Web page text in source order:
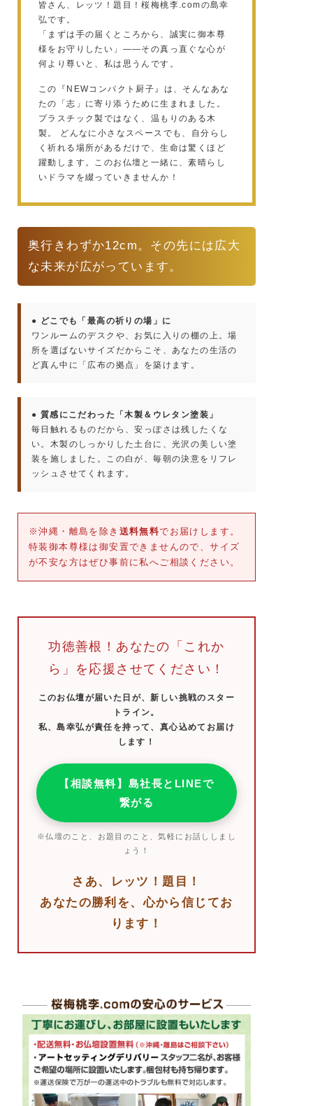
皆さん、レッツ！題目！桜梅桃李.comの島幸
弘です。
「まずは手の届くところから、誠実に御本尊
様をお守りしたい」——その真っ直ぐな心が
何より尊いと、私は思うんです。
この『NEWコンパクト厨子』は、そんなあな
たの「志」に寄り添うために生まれました。
プラスチック製ではなく、温もりのある木
製。 どんなに小さなスペースでも、自分らし
く祈れる場所があるだけで、生命は驚くほど
躍動します。このお仏壇と一緒に、素晴らし
いドラマを綴っていきませんか！
奥行きわずか12cm。その先には広大
な未来が広がっています。
● どこでも「最高の祈りの場」に
ワンルームのデスクや、お気に入りの棚の上。場
所を選ばないサイズだからこそ、あなたの生活の
ど真ん中に「広布の拠点」を築けます。
● 質感にこだわった「木製＆ウレタン塗装」
毎日触れるものだから、安っぽさは残したくな
い。木製のしっかりした土台に、光沢の美しい塗
装を施しました。この白が、毎朝の決意をリフレ
ッシュさせてくれます。
※沖縄・離島を除き 送料無料でお届けします。
特装御本尊様は御安置できませんので、サイズ
が不安な方はぜひ事前に私へご相談ください。
功徳善根！あなたの「これか
ら」を応援させてください！
このお仏壇が届いた日が、新しい挑戦のスター
トライン。
私、島幸弘が責任を持って、真心込めてお届け
します！
【相談無料】島社長とLINEで
繋がる
※仏壇のこと、お題目のこと、気軽にお話ししまし
ょう！
さあ、レッツ！題目！
あなたの勝利を、心から信じてお
ります！